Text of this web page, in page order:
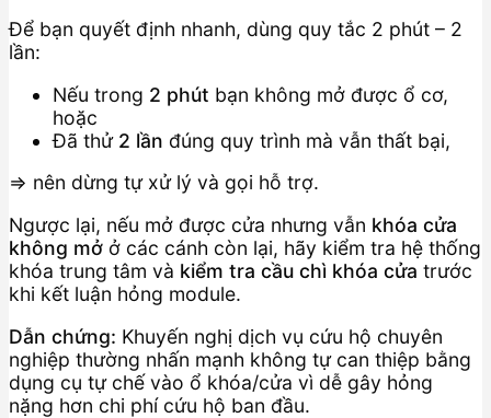
Để bạn quyết định nhanh, dùng quy tắc 2 phút – 2
lần:
Nếu trong 2 phút bạn không mở được ổ cơ,
hoặc
Đã thử 2 lần đúng quy trình mà vẫn thất bại,
=> nên dừng tự xử lý và gọi hỗ trợ.
Ngược lại, nếu mở được cửa nhưng vẫn khóa cửa
không mở ở các cánh còn lại, hãy kiểm tra hệ thống
khóa trung tâm và kiểm tra cầu chì khóa cửa trước
khi kết luận hỏng module.
Dẫn chứng: Khuyến nghị dịch vụ cứu hộ chuyên
nghiệp thường nhấn mạnh không tự can thiệp bằng
dụng cụ tự chế vào ổ khóa/cửa vì dễ gây hỏng
nặng hơn chi phí cứu hộ ban đầu.